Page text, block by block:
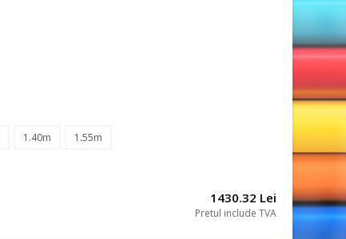
1.40m 1.55m
1430.32 Lei
Pretul include TVA